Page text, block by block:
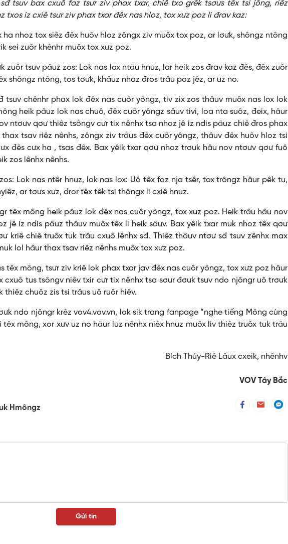
tsuv bax cxuô faz tsưr ziv phax txar, chiê txo grêk tsơưs têx tsi jông, riêz
txos iz cxiê tsưr ziv phax txar đêx nas hloz, tox xưz poz li đrav kaz:
ha nhoz tox siêz đêx huôv hloz zôngx ziv muôx tox poz, ar lơưk, shôngz ntông
sei zuôr khênhr muôx tox xưz poz.
zuôr tsuv pâuz zos: Lok nas lox ntâu hnuz, lar heik zos đrav kaz đês, đêx zuôr
shôngz ntông, tos tơưk, khâuz nhaz đros trâu poz jêz, ar uz no.
tsuv chênhr phax lok đêx nas cuôr yôngz, tiv zix zos thâuv muôx nas lox lok
heik pâuz lok nas chuô, đêx cuôr yôngz sâuv tivi, loa nta suôz, đeix, hâur
ntơưv qơư thiêz tsôngv cưr tix nênhx tsa nhoz jê iz ndis pâuz chiê đros phax
tsav riêz nênhs, zôngx ziv trâus đêx cuôr yôngz, thâuv đêx huôv hloz tsi
đês cưx ha , tsas đêx. Bax yêik txar qơư nhoz trơưk hâu nov ntơưv qơư fuô
zos lênhx nênhs.
Lok nas ntêr hnuz, lok nas lox: Uô têx foz nja tsêr, tox trôngz hâur pêk tu,
ar tơưs xưz, đror têx têk tsi thôngx li cxiê hnuz.
têx mông heik pâuz lok đêx nas cuôr yôngz, tox xưz poz. Heik trâu hâu nov
jê iz ndis pâuz thâuv muôx têx li heik sâuv. Bax yêik txar muk nhoz têx qơư
kriê chiê truôx tuk trâu cxuô lênhx sđ. Thiêz thâuv ntơư sđ tsuv zênhx max
lol hâur thax tsav riêz nênhs muôx tox xưz poz.
têx mông, tsưr ziv kriê lok phax txar jav đêx nas cuôr yôngz, tox xưz poz hâur
cxuô tus tsôngv niêv txir cưr tix nênhx tsa sơưr đơưk tsuv ndo njôngr uô trơưk
chuôz zis tsi trâus uô ruôr hiêv.
ndo njôngr krêz vov4.vov.vn, lok sik trang fanpage “nghe tiếng Mông cùng
têx mông, xor xưv uz no hâur luz nênhx niêx hnuz muôx liv thiêz truôx tuk trâu
Bích Thủy-Riê Lâux cxeik, nhênhv
VOV Tây Bắc
Hmôngz